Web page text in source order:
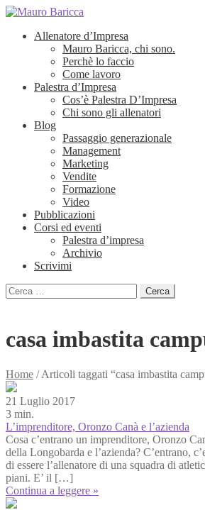
Allenatore d’Impresa
Mauro Baricca, chi sono.
Perchè lo faccio
Come lavoro
Palestra d’Impresa
Cos’è Palestra D’Impresa
Chi sono gli allenatori
Blog
Passaggio generazionale
Management
Marketing
Vendite
Formazione
Video
Pubblicazioni
Corsi ed eventi
Palestra d’impresa
Archivio
Scrivimi
Ricerca
per:
casa imbastita
Home /Articoli taggati “casa imbastita
21 Luglio 2017
3 min.
L’imprenditore, Oronzo Canà e l’azienda
Cosa c’entrano un imprenditore, Oronzo
della Longobarda e l’azienda? C’entrano,
di essere l’allenatore di una squadra di
piani. E’ il […]
Continua a leggere »